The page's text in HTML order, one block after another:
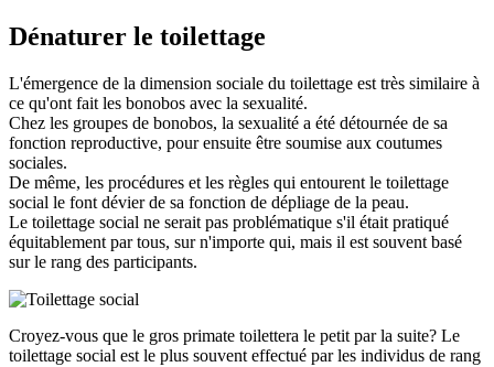
Dénaturer le toilettage
L'émergence de la dimension sociale du toilettage est très similaire à
ce qu'ont fait les bonobos avec la sexualité.
Chez les groupes de bonobos, la sexualité a été détournée de sa
fonction reproductive, pour ensuite être soumise aux coutumes
sociales.
De même, les procédures et les règles qui entourent le toilettage
social le font dévier de sa fonction de dépliage de la peau.
Le toilettage social ne serait pas problématique s'il était pratiqué
équitablement par tous, sur n'importe qui, mais il est souvent basé
sur le rang des participants.
Croyez-vous que le gros primate toilettera le petit par la suite? Le
toilettage social est le plus souvent effectué par les individus de rang